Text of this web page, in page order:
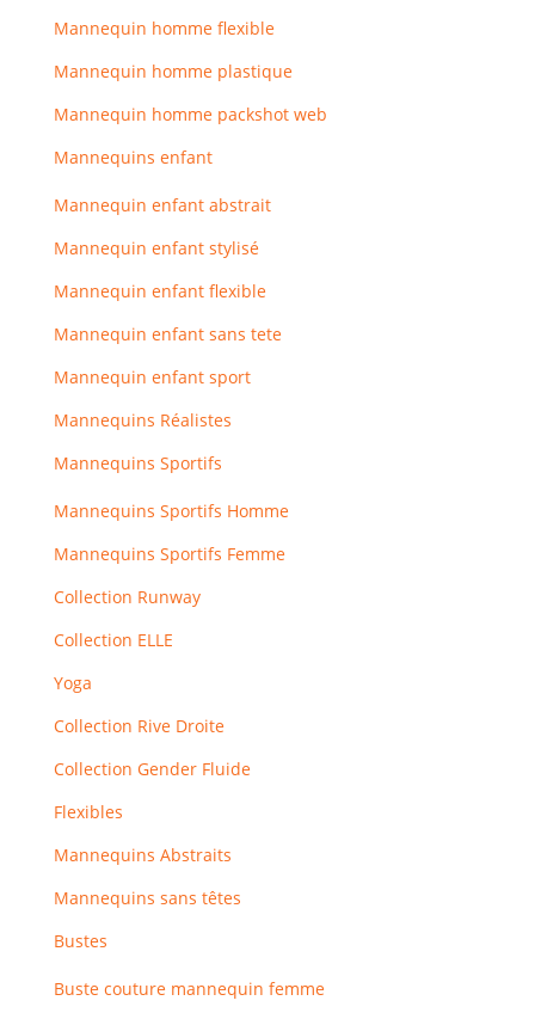
Mannequin homme flexible
Mannequin homme plastique
Mannequin homme packshot web
Mannequins enfant
Mannequin enfant abstrait
Mannequin enfant stylisé
Mannequin enfant flexible
Mannequin enfant sans tete
Mannequin enfant sport
Mannequins Réalistes
Mannequins Sportifs
Mannequins Sportifs Homme
Mannequins Sportifs Femme
Collection Runway
Collection ELLE
Yoga
Collection Rive Droite
Collection Gender Fluide
Flexibles
Mannequins Abstraits
Mannequins sans têtes
Bustes
Buste couture mannequin femme